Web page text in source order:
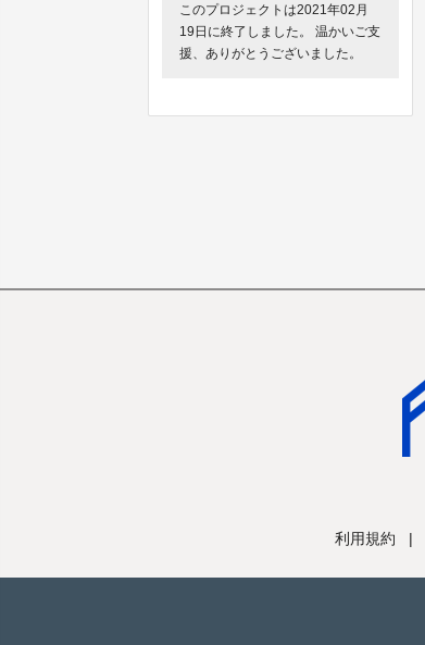
このプロジェクトは2021年02月
19日に終了しました。 温かいご支
援、ありがとうございました。
利用規約 |